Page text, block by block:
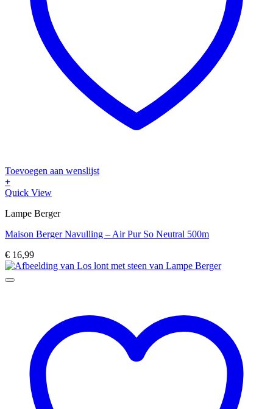
Toevoegen aan wenslijst
+
Quick View
Lampe Berger
Maison Berger Navulling – Air Pur So Neutral 500m
€ 16,99